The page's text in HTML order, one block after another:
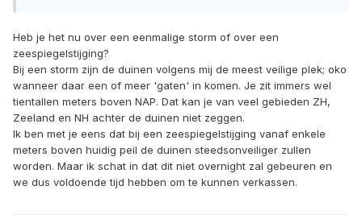
Heb je het nu over een eenmalige storm of over een
zeespiegelstijging?
Bij een storm zijn de duinen volgens mij de meest veilige plek; oko
wanneer daar een of meer 'gaten' in komen. Je zit immers wel
tientallen meters boven NAP. Dat kan je van veel gebieden ZH,
Zeeland en NH achter de duinen niet zeggen.
Ik ben met je eens dat bij een zeespiegelstijging vanaf enkele
meters boven huidig peil de duinen steedsonveiliger zullen
worden. Maar ik schat in dat dit niet overnight zal gebeuren en
we dus voldoende tijd hebben om te kunnen verkassen.